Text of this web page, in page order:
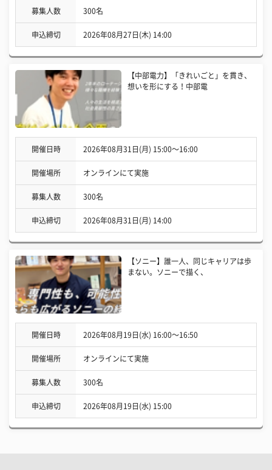
募集人数 300名
申込締切 2026年08月27日(木) 14:00
【中部電力】「きれいごと」を貫き、
想いを形にする！中部電
開催日時 2026年08月31日(月) 15:00〜16:00
開催場所 オンラインにて実施
募集人数 300名
申込締切 2026年08月31日(月) 14:00
【ソニー】誰一人、同じキャリアは歩
まない。ソニーで描く、
開催日時 2026年08月19日(水) 16:00〜16:50
開催場所 オンラインにて実施
募集人数 300名
申込締切 2026年08月19日(水) 15:00